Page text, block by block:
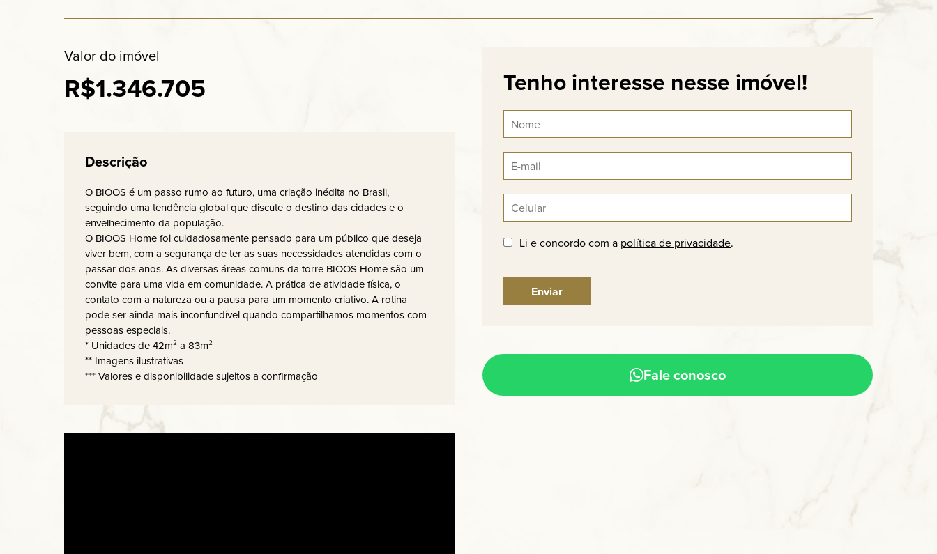
Valor do imóvel
R$1.346.705
Descrição
O BIOOS é um passo rumo ao futuro, uma criação inédita no Brasil,
seguindo uma tendência global que discute o destino das cidades e o
envelhecimento da população.
O BIOOS Home foi cuidadosamente pensado para um público que deseja
viver bem, com a segurança de ter as suas necessidades atendidas com o
passar dos anos. As diversas áreas comuns da torre BIOOS Home são um
convite para uma vida em comunidade. A prática de atividade física, o
contato com a natureza ou a pausa para um momento criativo. A rotina
pode ser ainda mais inconfundível quando compartilhamos momentos com
pessoas especiais.
* Unidades de 42m² a 83m²
** Imagens ilustrativas
*** Valores e disponibilidade sujeitos a confirmação
Tenho interesse nesse imóvel!
Li e concordo com a política de privacidade.
Fale conosco